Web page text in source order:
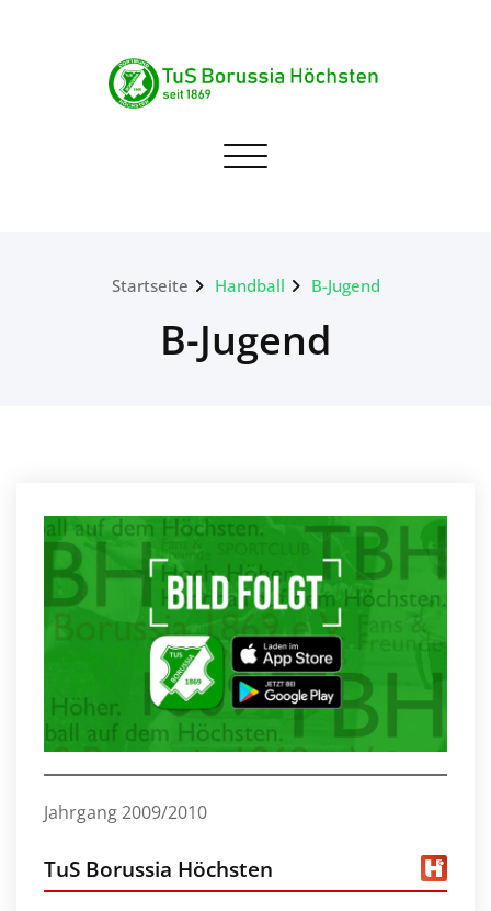
TuS Borussia Höchsten
Navigation umschalten
Startseite Handball B-Jugend
B-Jugend
Jahrgang 2009/2010
TuS Borussia Höchsten